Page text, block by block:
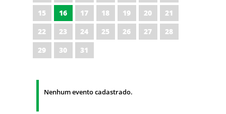
15
16 17 18 19 20
21
22
23 24 25 26 27
28
29
30 31
Nenhum evento cadastrado.